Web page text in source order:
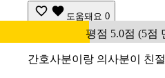
도움돼요 0
평점 5.0점 (5점
간호사분이랑 의사분이 친